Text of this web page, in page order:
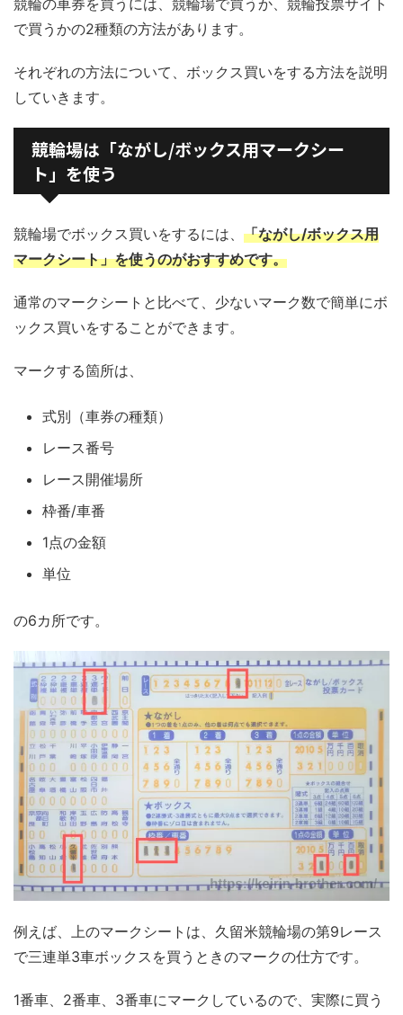
で買うかの2種類の方法があります。
それぞれの方法について、ボックス買いをする方法を説明
していきます。
競輪場は「ながし/ボックス用マークシー
ト」を使う
競輪場でボックス買いをするには、 「ながし/ボックス用
マークシート」を使うのがおすすめです。
通常のマークシートと比べて、少ないマーク数で簡単にボ
ックス買いをすることができます。
マークする箇所は、
式別（車券の種類）
レース番号
レース開催場所
枠番/車番
1点の金額
単位
の6カ所です。
例えば、上のマークシートは、久留米競輪場の第9レース
で三連単3車ボックスを買うときのマークの仕方です。
1番車、2番車、3番車にマークしているので、実際に買う